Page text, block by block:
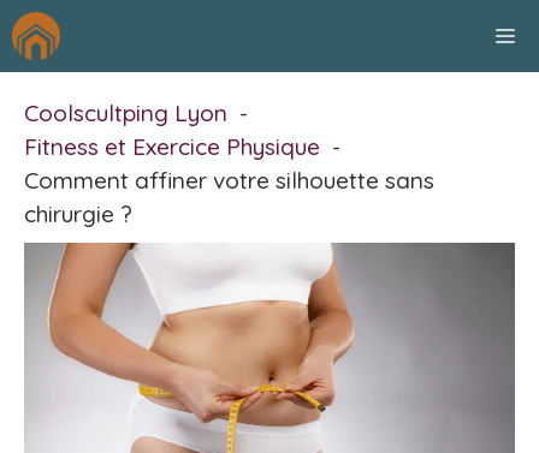
Aller
au
Coolscultping Lyon
Fitness et Exercice Physique
Comment affiner votre silhouette sans
chirurgie ?